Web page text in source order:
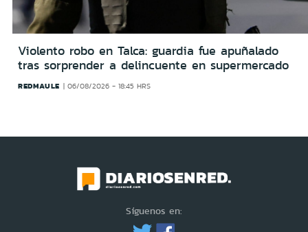
Violento robo en Talca: guardia fue apuñalado
tras sorprender a delincuente en supermercado
REDMAULE 06/08/2026 - 18:45 HRS
Síguenos en: